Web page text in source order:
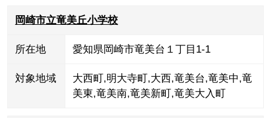
岡崎市立竜美丘小学校
所在地 愛知県岡崎市竜美台１丁目1-1
対象地域 大西町 ,明大寺町 ,大西,竜美台,竜美中,竜
美東,竜美南,竜美新町 ,竜美大入町